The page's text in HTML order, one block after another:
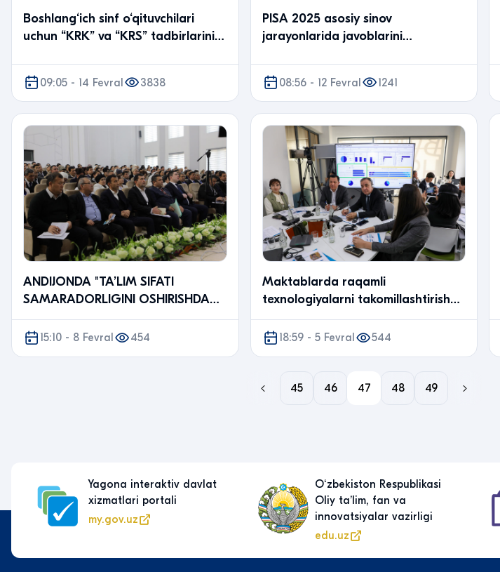
Boshlang‘ich sinf o‘qituvchilari
uchun “KRK” va “KRS” tadbirlarini
09:05 - 14 Fevral 3838
PISA 2025 asosiy sinov
jarayonlarida javoblarini
08:56 - 12 Fevral 1241
ANDIJONDA "TAʼLIM SIFATI
SAMARADORLIGINI OSHIRISHDA
YANGI METODLAR" MAVZUSIDA
RESPUBLIKA SEMINARI O‘…
15:10 - 8 Fevral 454
Maktablarda raqamli
texnologiyalarni takomillashtirish
bo‘yicha seminar o‘tkazilmoqda
18:59 - 5 Fevral 544
45 46 47 48 49
Yagona interaktiv davlat
xizmatlari portali
my.gov.uz
Oʻzbekiston Respublikasi
Oliy taʼlim, fan va
innovatsiyalar vazirligi
edu.uz